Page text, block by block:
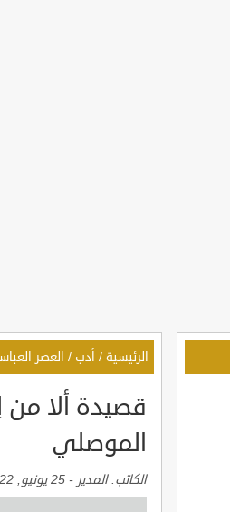
الرئيسية / أدب / العصر
قصيدة ألا من
الموصلي
الكاتب:المدير - 25 يونيو, 2022